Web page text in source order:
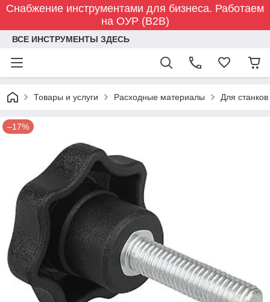
Снабжение инструментами для бизнеса. Работаем
на ОУР (B2B)
ВСЕ ИНСТРУМЕНТЫ ЗДЕСЬ
Товары и услуги Расходные материалы Для станков
–17%